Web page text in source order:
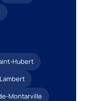
Hubert
Montarville